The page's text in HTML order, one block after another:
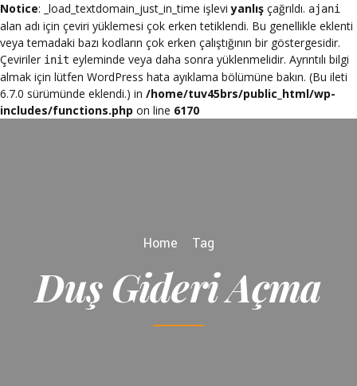
Notice: _load_textdomain_just_in_time işleviyanlış çağrıldı. ajani
alan adı için çeviri yüklemesi çok erken tetiklendi. Bu genellikle eklenti
veya temadaki bazı kodların çok erken çalıştığının bir göstergesidir.
Çeviriler init eyleminde veya daha sonra yüklenmelidir. Ayrıntılı bilgi
almak için lütfen WordPress hata ayıklama bölümüne bakın. (Bu ileti
6.7.0 sürümünde eklendi.) in /home/tuv45brs/public_html/wp-
includes/functions.php on line 6170
Home Tag
Duş Gideri Açma